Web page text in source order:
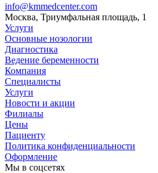
info@kmmedcenter.com
Москва, Триумфальная площадь, 1
Услуги
Основные нозологии
Диагностика
Ведение беременности
Компания
Специалисты
Услуги
Новости и акции
Филиалы
Цены
Пациенту
Политика конфиденциальности
Оформление
Мы в соцсетях